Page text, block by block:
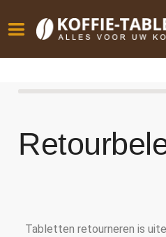
Tabletten retourneren is